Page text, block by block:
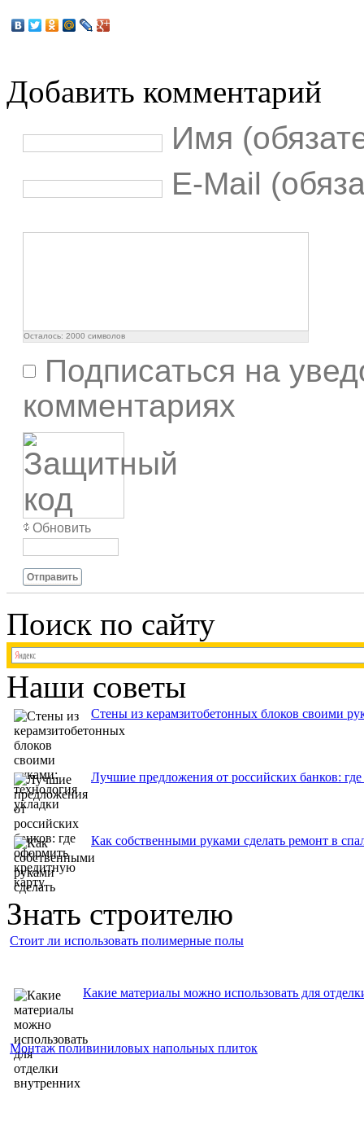
Добавить комментарий
Имя
E-Mail
Осталось: 2000 символов
Подписаться на
комментариях
Обновить
Отправить
Поиск по сайту
Наши советы
Стены из керамзитобетонных блоков своими
Лучшие предложения от российских банков:
Как собственными руками сделать ремонт в
Знать строителю
Стоит ли использовать полимерные полы
Какие материалы можно использовать для
Монтаж поливиниловых напольных плиток